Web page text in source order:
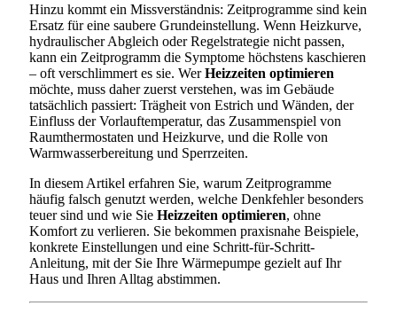
Hinzu kommt ein Missverständnis: Zeitprogramme sind kein
Ersatz für eine saubere Grundeinstellung. Wenn Heizkurve,
hydraulischer Abgleich oder Regelstrategie nicht passen,
kann ein Zeitprogramm die Symptome höchstens kaschieren
– oft verschlimmert es sie. WerHeizzeiten optimieren
möchte, muss daher zuerst verstehen, was im Gebäude
tatsächlich passiert: Trägheit von Estrich und Wänden, der
Einfluss der Vorlauftemperatur, das Zusammenspiel von
Raumthermostaten und Heizkurve, und die Rolle von
Warmwasserbereitung und Sperrzeiten.
In diesem Artikel erfahren Sie, warum Zeitprogramme
häufig falsch genutzt werden, welche Denkfehler besonders
teuer sind und wie Sie Heizzeiten optimieren, ohne
Komfort zu verlieren. Sie bekommen praxisnahe Beispiele,
konkrete Einstellungen und eine Schritt-für-Schritt-
Anleitung, mit der Sie Ihre Wärmepumpe gezielt auf Ihr
Haus und Ihren Alltag abstimmen.